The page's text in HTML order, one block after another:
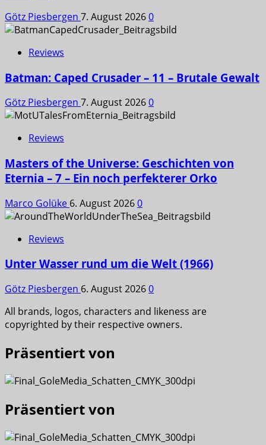
Götz Piesbergen 7. August 20260
Reviews
Batman: Caped Crusader – 11 – Brutale Gewalt
Götz Piesbergen 7. August 20260
Reviews
Masters of the Universe: Geschichten von
Eternia – 7 – Ein noch perfekterer Orko
Marco Golüke 6. August 20260
Reviews
Unter Wasser rund um die Welt (1966)
Götz Piesbergen 6. August 20260
All brands, logos, characters and likeness are
copyrighted by their respective owners.
Präsentiert von
Präsentiert von